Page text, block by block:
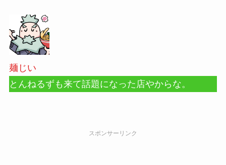
麺じい
とんねるずも来て話題になった店やからな。
スポンサーリンク